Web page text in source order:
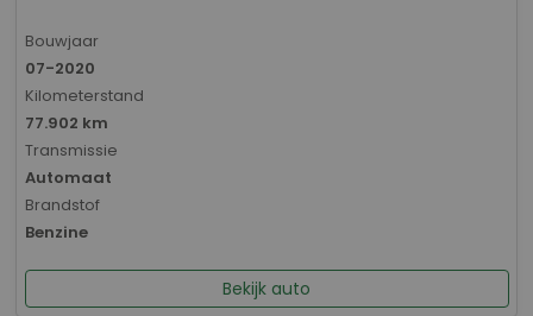
Bouwjaar
07-2020
Kilometerstand
77.902 km
Transmissie
Automaat
Brandstof
Benzine
Bekijk auto